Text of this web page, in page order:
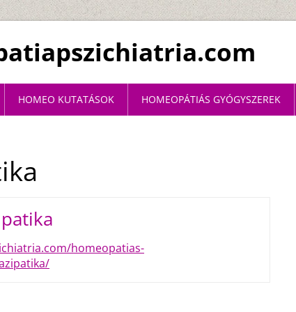
homeopatias-
HOMEO KUTATÁSOK HOMEOPÁTIÁS GYÓGYSZEREK